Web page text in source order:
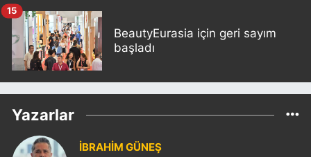
BeautyEurasia için geri sayım
başladı
15
Yazarlar
İBRAHİM GÜNEŞ